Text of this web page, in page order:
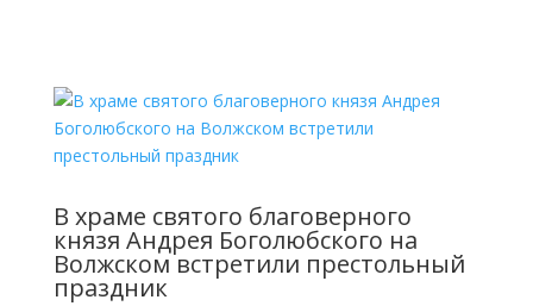
В храме святого благоверного
князя Андрея Боголюбского на
Волжском встретили престольный
праздник